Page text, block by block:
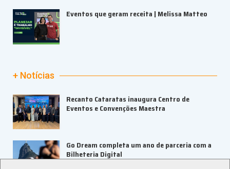
Eventos que geram receita | Melissa Matteo
+ Notícias
Recanto Cataratas inaugura Centro de
Eventos e Convenções Maestra
Go Dream completa um ano de parceria com a
Bilheteria Digital